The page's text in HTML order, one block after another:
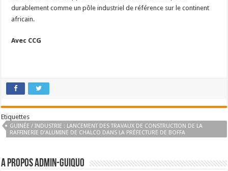
durablement comme un pôle industriel de référence sur le continent
africain.
Avec CCG
Etiquettes
GUINÉE / INDUSTRIE : LANCEMENT DES TRAVAUX DE CONSTRUCTION DE LA
RAFFINERIE D’ALUMINE DE CHALCO DANS LA PRÉFECTURE DE BOFFA
A propos admin-guiquo